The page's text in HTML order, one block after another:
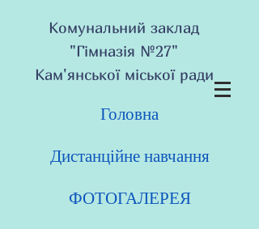
Комунальний заклад
"Гімназія №27"
Кам'янської міської ради
Головна
Дистанційне навчання
ФОТОГАЛЕРЕЯ